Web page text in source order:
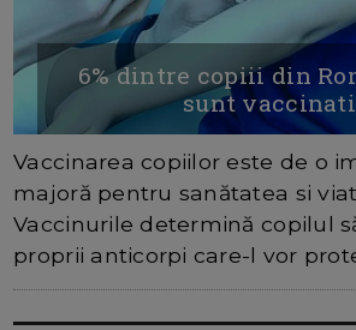
6% dintre copiii din
sunt vaccinati
Vaccinarea copiilor este de o
majoră pentru sanătatea si
Vaccinurile determină copilul
proprii anticorpi care-l vor